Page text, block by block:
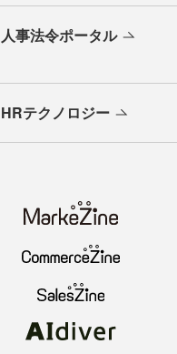
人事法令ポータル
HRテクノロジー